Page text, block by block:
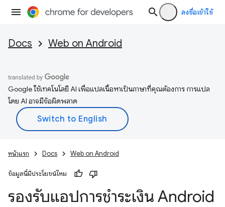
ลงชื่อเข้าใช้
Docs Web on Android
Google ใช้เทคโนโลยี AI เพื่อแปลเนื้อหาเป็นภาษาที่คุณต้องการ การแปล
โดย AI อาจมีข้อผิดพลาด
หน้าแรก Docs Web on Android
ข้อมูลนี้มีประโยชน์ไหม
รองรับแอปการชำระเงิน Android